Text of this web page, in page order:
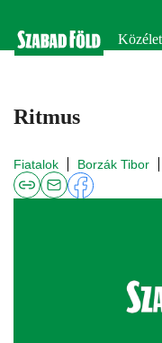
Közélet
Ritmus
Fiatalok Borzák Tibor